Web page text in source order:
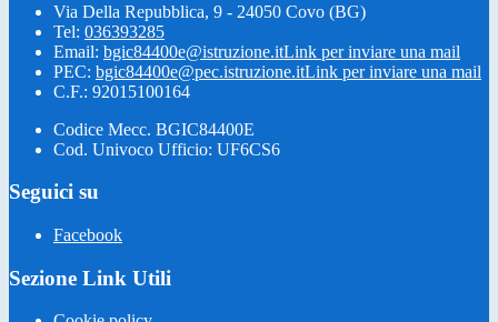
Via Della Repubblica, 9 - 24050 Covo (BG)
Tel: 036393285
Email: bgic84400e@istruzione.itLink per inviare una mail
PEC: bgic84400e@pec.istruzione.itLink per inviare una mail
C.F.: 92015100164
Codice Mecc. BGIC84400E
Cod. Univoco Ufficio: UF6CS6
Seguici su
Facebook
Sezione Link Utili